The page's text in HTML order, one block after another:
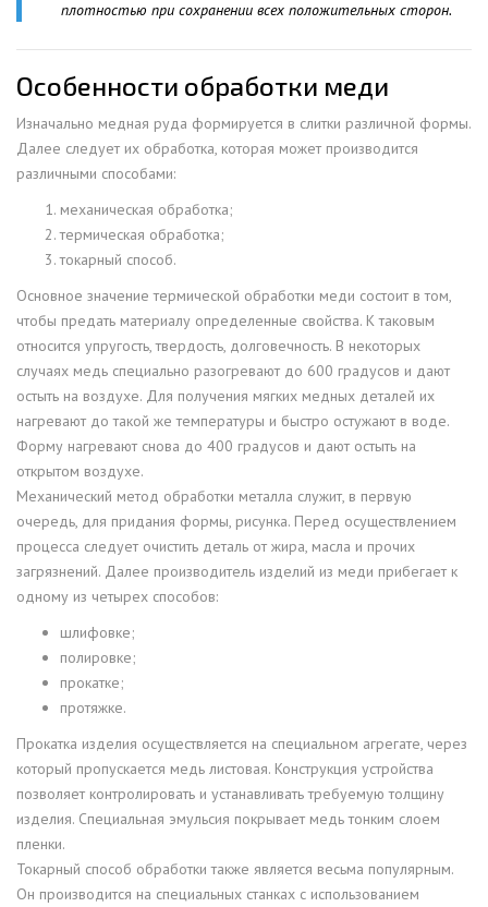
плотностью при сохранении всех положительных сторон.
Особенности обработки меди
Изначально медная руда формируется в слитки различной формы.
Далее следует их обработка, которая может производится
различными способами:
механическая обработка;
термическая обработка;
токарный способ.
Основное значение термической обработки меди состоит в том,
чтобы предать материалу определенные свойства. К таковым
относится упругость, твердость, долговечность. В некоторых
случаях медь специально разогревают до 600 градусов и дают
остыть на воздухе. Для получения мягких медных деталей их
нагревают до такой же температуры и быстро остужают в воде.
Форму нагревают снова до 400 градусов и дают остыть на
открытом воздухе.
Механический метод обработки металла служит, в первую
очередь, для придания формы, рисунка. Перед осуществлением
процесса следует очистить деталь от жира, масла и прочих
загрязнений. Далее производитель изделий из меди прибегает к
одному из четырех способов:
шлифовке;
полировке;
прокатке;
протяжке.
Прокатка изделия осуществляется на специальном агрегате, через
который пропускается медь листовая. Конструкция устройства
позволяет контролировать и устанавливать требуемую толщину
изделия. Специальная эмульсия покрывает медь тонким слоем
пленки.
Токарный способ обработки также является весьма популярным.
Он производится на специальных станках с использованием